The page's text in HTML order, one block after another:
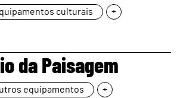
culturais +
da Paisagem
equipamentos +